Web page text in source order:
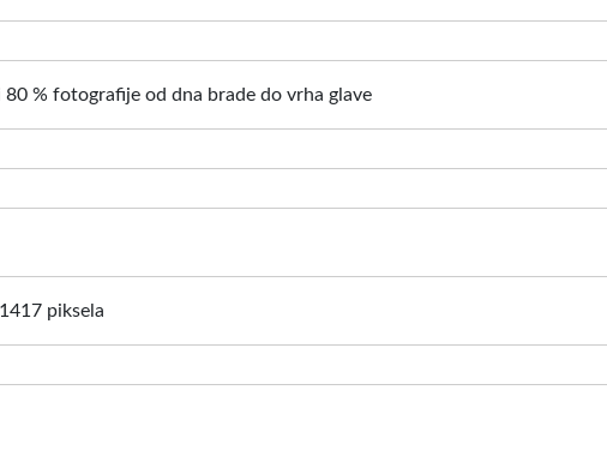
% fotografije od dna brade do vrha glave
piksela